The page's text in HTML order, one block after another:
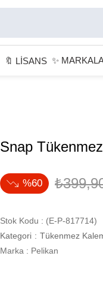
🔖 LİSANS ✨
Snap
60
Stok Kodu
(E-P-817714)
Kategori : Tükenmez
Marka : Pelikan